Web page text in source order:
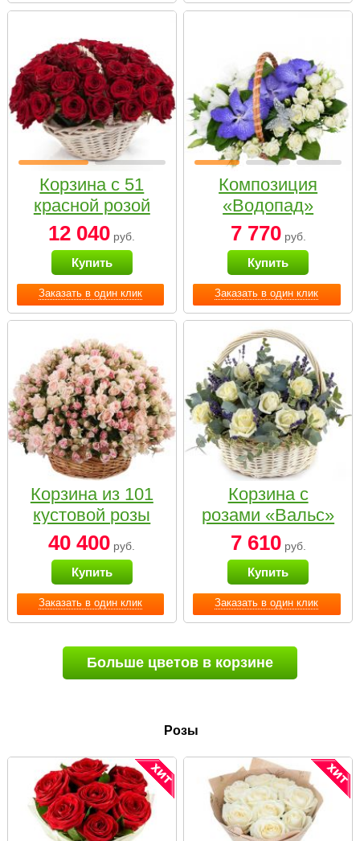
Заказать в один клик
Корзина с 51
красной розой
12 040 руб.
Купить
Заказать в один клик
Композиция
«Водопад»
7 770руб.
Купить
Заказать в один клик
Корзина из 101
кустовой розы
нежных тонов
40 400 руб.
Купить
Заказать в один клик
Корзина с
розами «Вальс»
7 610руб.
Купить
Больше цветов в корзине
Розы